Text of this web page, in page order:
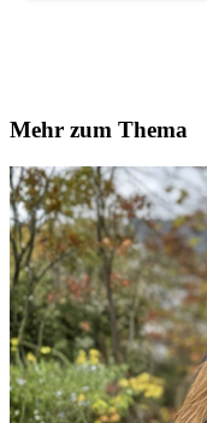
Mehr zum Thema